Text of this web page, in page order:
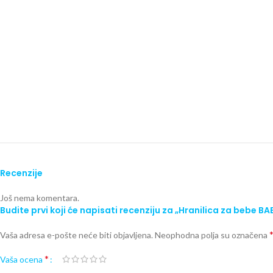
Recenzije
Još nema komentara.
Budite prvi koji će napisati recenziju za „Hranilica za bebe
Vaša adresa e-pošte neće biti objavljena. Neophodna polja su označena *
Vaša ocena *